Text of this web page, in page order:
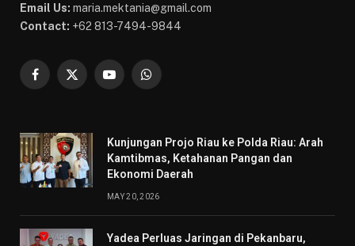
Email Us: maria.mektania@gmail.com
Contact: +62 813-7494-9844
Facebook
X
YouTubeWhatsApp
Kunjungan Projo Riau ke Polda Riau: Arah
Kamtibmas, Ketahanan Pangan dan
Ekonomi Daerah
MAY 20, 2026
Yadea Perluas Jaringan di Pekanbaru,